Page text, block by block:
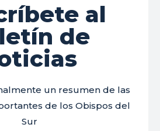
al
de
un resumen de las
de los Obispos del
Sur